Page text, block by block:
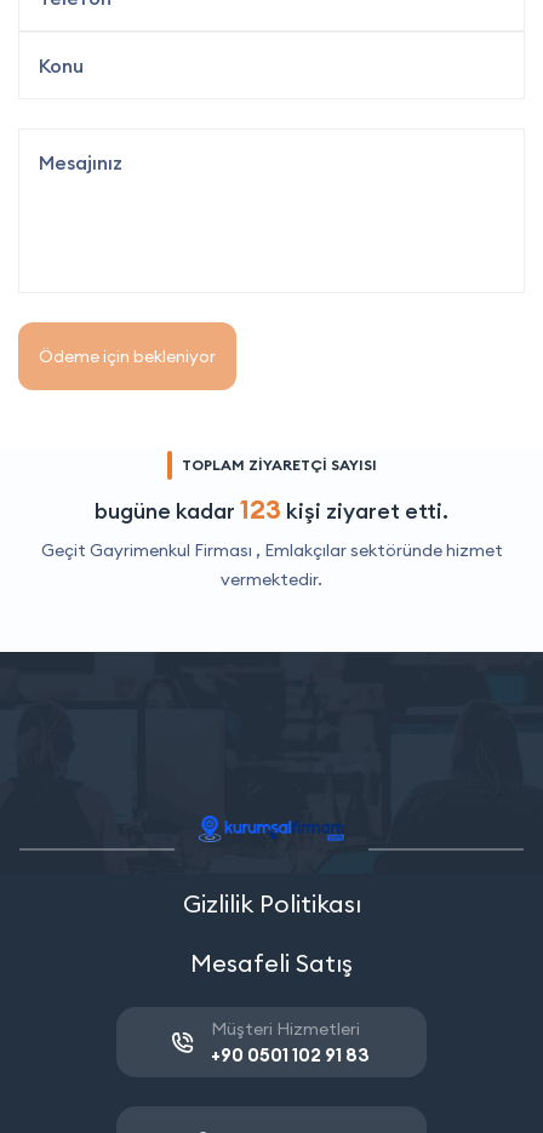
Ödeme için bekleniyor
TOPLAM ZİYARETÇİ SAYISI
bugüne kadar 123 kişi ziyaret etti.
Geçit Gayrimenkul Firması , Emlakçılarsektöründe hizmet
vermektedir.
Gizlilik Politikası
Mesafeli Satış
Müşteri Hizmetleri
+90 0501 102 91 83